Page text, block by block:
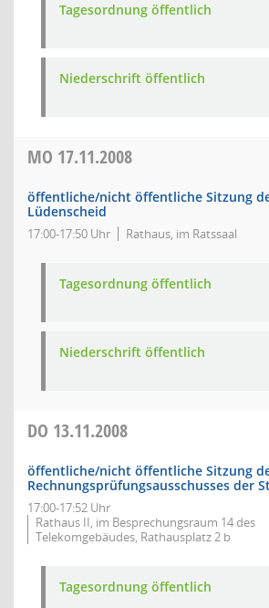
Tagesordnung öffentlich
Niederschrift öffentlich
MO 17.11.2008
öffentliche/nicht öffentliche Sitzung
Lüdenscheid
17:00-17:50 Uhr Rathaus, im Ratssaal
Tagesordnung öffentlich
Niederschrift öffentlich
DO 13.11.2008
öffentliche/nicht öffentliche Sitzung
Rechnungsprüfungsausschusses der
17:00-17:52 Uhr
Rathaus II, im Besprechungsraum 14 des
Telekomgebäudes, Rathausplatz 2 b
Tagesordnung öffentlich